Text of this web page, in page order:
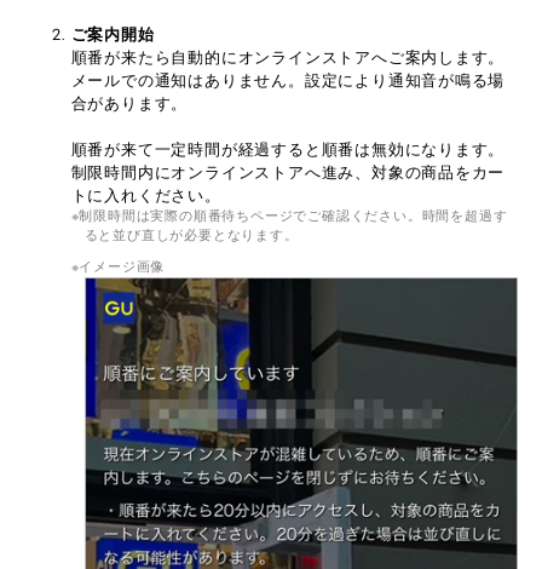
ご案内開始
順番が来たら自動的にオンラインストアへご案内します。
メールでの通知はありません。設定により通知音が鳴る場
合があります。
順番が来て一定時間が経過すると順番は無効になります。
制限時間内にオンラインストアへ進み、対象の商品をカー
トに入れください。
制限時間は実際の順番待ちページでご確認ください。時間を超過す
ると並び直しが必要となります。
イメージ画像